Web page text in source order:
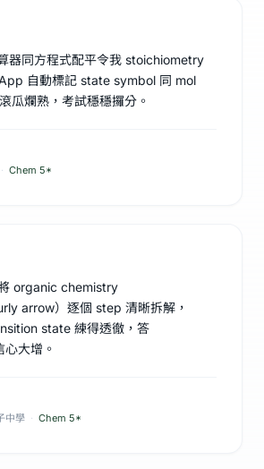
器同方程式配平令我 stoichiometry
自動標記 state symbol 同 mol
瓜爛熟，考試穩穩攞分。
· Chem 5*
organic chemistry
arrow）逐個 step 清晰拆解，
state 練得透徹，答
大增。
中學 · Chem 5*